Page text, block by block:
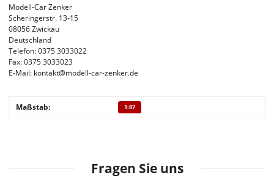
Modell-Car Zenker
Scheringerstr. 13-15
08056 Zwickau
Deutschland
Telefon: 0375 3033022
Fax: 0375 3033023
E-Mail: kontakt@modell-car-zenker.de
Produkteigenschaft
Wert
Maßstab: 1:87
Fragen Sie uns